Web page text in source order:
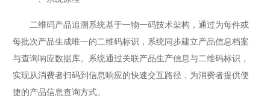
二维码产品追溯系统基于一物一码技术架构，通过为每件或
每批次产品生成唯一的二维码标识，系统同步建立产品信息档案
与查询响应数据库。系统通过关联产品生产信息与二维码标识，
实现从消费者扫码到信息响应的快速交互路径，为消费者提供便
捷的产品信息查询方式。